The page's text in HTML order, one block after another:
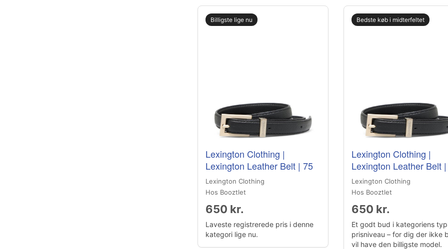
Billigste lige nu
Lexington Clothing |
Lexington Leather Belt | 75
Lexington Clothing
Hos Booztlet
650 kr.
Laveste registrerede pris i denne
kategori lige nu.
Bedste køb i midterfeltet
Lexington Clothing |
Lexington Leather Belt
Lexington Clothing
Hos Booztlet
650 kr.
Et godt bud i kategoriens
prisniveau – for dig der ikke
vil have den billigste model.